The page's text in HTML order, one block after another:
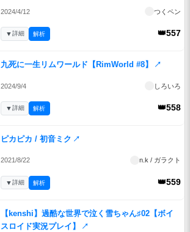
2024/4/12 つくペン
👑557
▼詳細 解析
九死に一生リムワールド【RimWorld #8】 ↗
2024/9/4 しろいろ
👑558
▼詳細 解析
ピカピカ / 初音ミク ↗
2021/8/22 n.k / ガラクト
👑559
▼詳細 解析
【kenshi】過酷な世界で泣く雪ちゃん♯02【ボイ
スロイド実況プレイ】
↗